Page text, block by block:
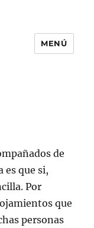
MENÚ
de
es que si,
Por
que
personas